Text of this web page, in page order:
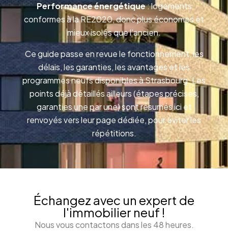
Performance énergétique: logements
conformes à la RE2020, donc plus économes et
mieux isolés que l’ancien.
Ce guide passe en revue le fonctionnement, les
délais, les garanties, les avantages et les
programmes neufs disponibles à Strasbourg. Les
points déjà détaillés ailleurs (étapes précises,
garanties une par une) sont résumés ici et
renvoyés vers leur page dédiée, pour éviter les
répétitions.
Échangez avec un expert de
l'immobilier neuf !
Nous vous contactons dans les 48 heures.